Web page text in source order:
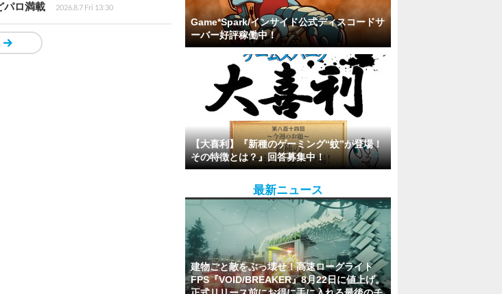
パロ満載
2026.8.7 Fri 13:30
Game*Spark/インサイド公式ディスコードサ
ーバー好評稼働中！
【大喜利】『新種のゲーミング“蚊”が登場！
その特徴とは？』回答募集中！
最新ニュース
建物ごと敵をぶっ壊せ！高速ローグライト
FPS『VOID/BREAKER』8月22日に値上げ。